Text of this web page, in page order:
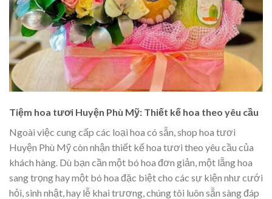
Tiệm hoa tươi Huyện Phù Mỹ: Thiết kế hoa theo yêu cầu
Ngoài việc cung cấp các loại hoa có sẵn, shop hoa tươi
Huyện Phù Mỹ còn nhận thiết kế hoa tươi theo yêu cầu của
khách hàng. Dù bạn cần một bó hoa đơn giản, một lẵng hoa
sang trọng hay một bó hoa đặc biệt cho các sự kiện như cưới
hỏi, sinh nhật, hay lễ khai trương, chúng tôi luôn sẵn sàng đáp